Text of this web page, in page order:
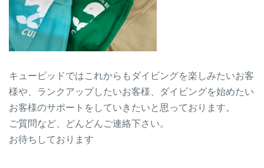
キューピッドではこれからもダイビングを楽しみたいお客
様や、ランクアップしたいお客様、ダイビングを始めたい
お客様のサポートをしていきたいと思っております。
ご質問など、どんどんご連絡下さい。
お待ちしております